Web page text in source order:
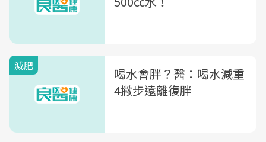
減肥
喝水會胖？醫：喝水減重
4撇步遠離復胖